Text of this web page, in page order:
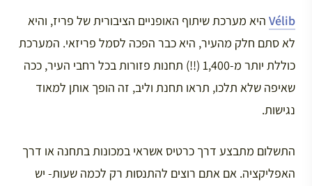
Vélib היא מערכת שיתוף האופניים הציבורית של פריז, והיא
לא סתם חלק מהעיר, היא כבר הפכה לסמל פריזאי. המערכת
כוללת יותר מ-1,400 (!!) תחנות פזורות בכל רחבי העיר, ככה
שאיפה שלא תלכו, תראו תחנת וליב, זה הופך אותן למאוד
נגישות.
התשלום מתבצע דרך כרטיס אשראי במכונות בתחנה או דרך
האפליקציה. אם אתם רוצים להתנסות רק לכמה שעות- יש